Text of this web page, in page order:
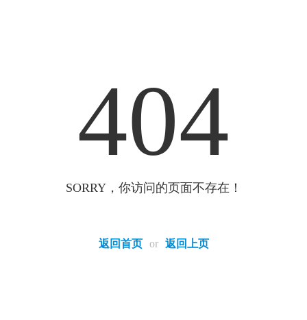
404
SORRY，你访问的页面不存在！
返回首页 or 返回上页